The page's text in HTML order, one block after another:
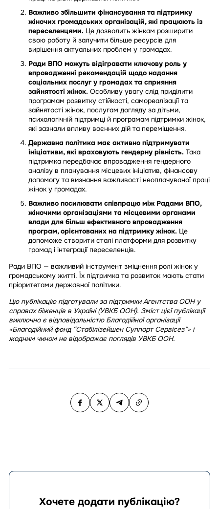
Важливо збільшити фінансування та підтримку
жіночих громадських організацій, які працюють із
переселенцями. Це дозволить жінкам розширити
свою роботу й залучити більше ресурсів для
вирішення актуальних проблем у громадах.
Ради ВПО можуть відігравати ключову роль у
впровадженні рекомендацій щодо надання
соціальних послуг у громадах та сприяння
зайнятості жінок. Особливу увагу слід приділити
програмам розвитку стійкості, самореалізації та
зайнятості жінок, послугам догляду за дітьми,
психологічній підтримці й програмам підтримки жінок,
які зазнали впливу воєнних дій та переміщення.
Державна політика має активно підтримувати
ініціативи, які враховують гендерну рівність. Така
підтримка передбачає впровадження гендерного
аналізу в планування місцевих ініціатив, фінансову
допомогу та визнання важливості неоплачуваної праці
жінок у громадах.
Важливо посилювати співпрацю між Радами ВПО,
жіночими організаціями та місцевими органами
влади для більш ефективного впровадження
програм, орієнтованих на підтримку жінок. Це
допоможе створити сталі платформи для розвитку
громад і інтеграції переселенців.
Ради ВПО — важливий інструмент зміцнення ролі жінок у
громадському житті. Їх підтримка та розвиток мають стати
пріоритетами державної політики.
Цю публікацію підготували за підтримки Агентства ООН у
справах біженців в Україні (УВКБ ООН). Зміст цієї публікації
виключно є відповідальністю Благодійної організації
«Благодійний фонд “Стабілізейшен Суппорт Сервісез”» і
жодним чином не відображає поглядів УВКБ ООН.
Хочете додати публікацію?